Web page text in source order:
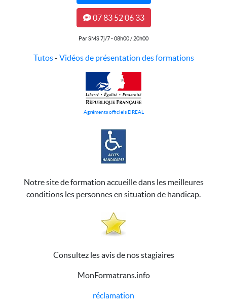
07 83 52 06 33
Par SMS 7j/7 - 08h00 / 20h00
Tutos- Vidéos de présentation des formations
Agréments officiels DREAL
Notre site de formation accueille dans les meilleures
conditions les personnes en situation de handicap.
Consultez les avis de nos stagiaires
MonFormatrans.info
réclamation